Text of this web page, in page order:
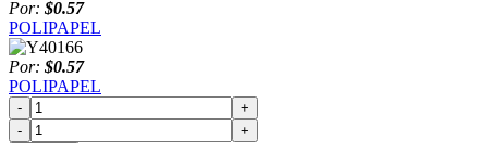
Por: $0.57
POLIPAPEL
Por: $0.57
POLIPAPEL
-
+
-
+